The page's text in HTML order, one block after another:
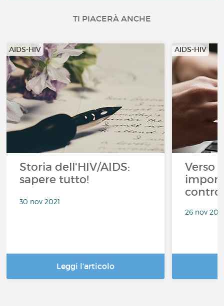
TI PIACERÀ ANCHE
AIDS-HIV
Storia dell'HIV/AIDS:
sapere tutto!
30 nov 2021
Leggi l’articolo
AIDS-HIV
Verso
contro
26 nov